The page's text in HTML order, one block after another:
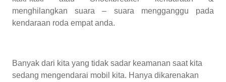
menghilangkan suara – suara mengganggu pada
kendaraan roda empat anda.
Banyak dari kita yang tidak sadar keamanan saat kita
sedang mengendarai mobil kita. Hanya dikarenakan